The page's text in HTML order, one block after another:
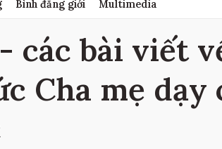
Bình đẳng giới Multimedia
các bài viết
Cha mẹ dạy